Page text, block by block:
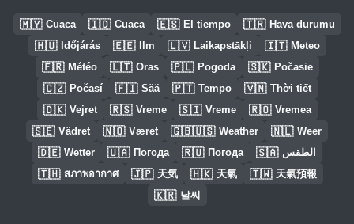
🇲🇾 Cuaca 🇮🇩 Cuaca 🇪🇸 El tiempo 🇹🇷 Hava durumu
🇭🇺 Időjárás 🇪🇪 Ilm 🇱🇻 Laikapstākļi 🇮🇹 Meteo
🇫🇷 Météo 🇱🇹 Oras 🇵🇱 Pogoda 🇸🇰 Počasie
🇨🇿 Počasí 🇫🇮 Sää 🇵🇹 Tempo 🇻🇳 Thời tiết
🇩🇰 Vejret 🇷🇸 Vreme 🇸🇮 Vreme 🇷🇴 Vremea
🇸🇪 Vädret 🇳🇴 Været 🇬🇧🇺🇸 Weather 🇳🇱 Weer
🇩🇪 Wetter 🇺🇦 Погода 🇷🇺 Погода 🇸🇦 الطقس
🇹🇭 สภาพอากาศ 🇯🇵 天気 🇭🇰 天氣 🇹🇼 天氣預報
🇰🇷 날씨